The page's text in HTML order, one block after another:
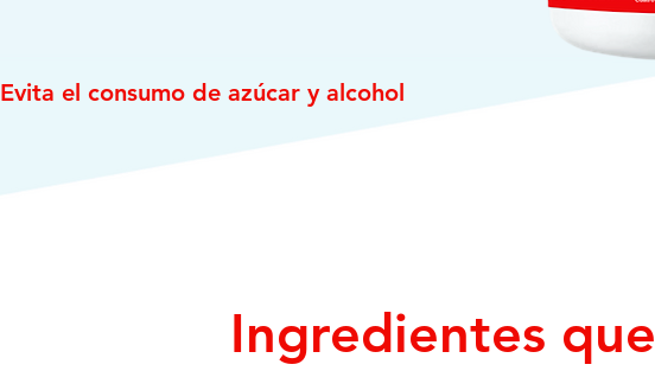
Evita el consumo de azúcar y alcohol
Ingredientes que